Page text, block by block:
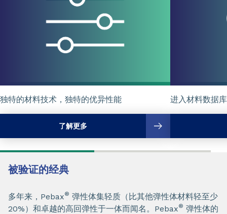
独特的材料技术，独特的优异性能
了解更多
进入材料数据库
被验证的经典
多年来，Pebax® 弹性体集轻质（比其他弹性体材料轻至少
20%）和卓越的高回弹性于一体而闻名。Pebax® 弹性体的